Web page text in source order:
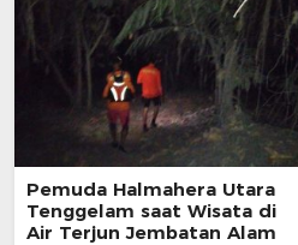
Pemuda Halmahera Utara
Tenggelam saat Wisata di
Air Terjun Jembatan Alam